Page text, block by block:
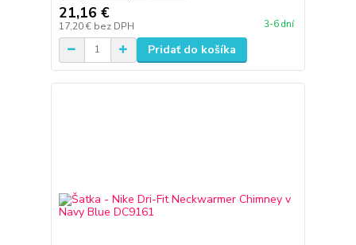
21,16 €
17,20 € bez DPH 3-6 dní
Pridať do košíka